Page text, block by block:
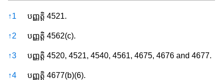
References
↑1 បញ្ញតិ្ត​ 4521.
↑2 បញ្ញត្តិ​ 4562(c).
↑3 បញ្ញត្តិ​ 4520, 4521, 4540, 4561, 4675, 4676 and 4677.
↑4 បញ្ញត្តិ 4677(b)​(6).